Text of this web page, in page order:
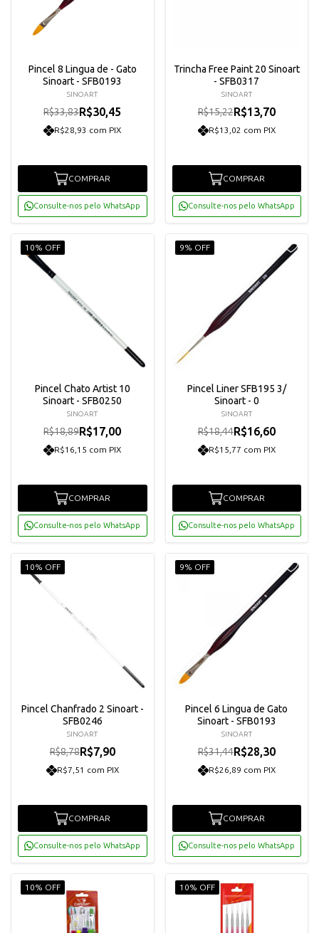
Pincel 8 Lingua de - Gato
Sinoart - SFB0193
SINOART
R$33,83R$30,45
R$28,93 com PIX
COMPRAR
Consulte-nos pelo WhatsApp
Trincha Free Paint 20 Sinoart
- SFB0317
SINOART
R$15,22R$13,70
R$13,02 com PIX
COMPRAR
Consulte-nos pelo WhatsApp
10% OFF
Pincel Chato Artist 10
Sinoart - SFB0250
SINOART
R$18,89R$17,00
R$16,15 com PIX
COMPRAR
Consulte-nos pelo WhatsApp
9% OFF
Pincel Liner SFB195 3/
Sinoart - 0
SINOART
R$18,44R$16,60
R$15,77 com PIX
COMPRAR
Consulte-nos pelo WhatsApp
10% OFF
Pincel Chanfrado 2 Sinoart -
SFB0246
SINOART
R$8,78R$7,90
R$7,51 com PIX
COMPRAR
Consulte-nos pelo WhatsApp
9% OFF
Pincel 6 Lingua de Gato
Sinoart - SFB0193
SINOART
R$31,44R$28,30
R$26,89 com PIX
COMPRAR
Consulte-nos pelo WhatsApp
10% OFF 10% OFF